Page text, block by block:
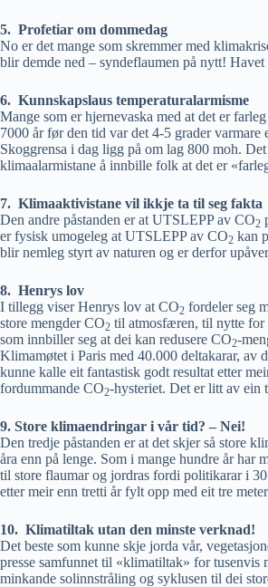
5. Profetiar om dommedag
No er det mange som skremmer med
blir demde ned – syndeflaumen på nytt!
6. Kunnskapslaus temperaturalarmisme
Mange som er hjernevaska med at det er
7000 år før den tid var det 4-5 grader
Skoggrensa i dag ligg på om lag 800 moh.
klimaalarmistane å innbille folk at det er
7. Klimaaktivistane vil ikkje ta til seg fakta
Den andre påstanden er at UTSLEPP av CO2
er fysisk umogeleg at UTSLEPP av CO2 kan
blir nemleg styrt av naturen og er derfor
8. Henrys lov
I tillegg viser Henrys lov at CO2 fordeler seg
store mengder CO2 til atmosfæren, til nytte for
som innbiller seg at dei kan redusere CO2-
Klimamøtet i Paris med 40.000 deltakarar, av
kunne kalle eit fantastisk godt resultat etter
fordummande CO2-hysteriet. Det er litt av ein
9. Store klimaendringar i vår tid? – Nei!
Den tredje påstanden er at det skjer så store
åra enn på lenge. Som i mange hundre år
til store flaumar og jordras fordi politikarar i
etter meir enn tretti år fylt opp med eit tre
10. Klimatiltak utan den minste verknad!
Det beste som kunne skje jorda vår,
presse samfunnet til «klimatiltak» for tusenvis
minkande solinnstråling og syklusen til dei